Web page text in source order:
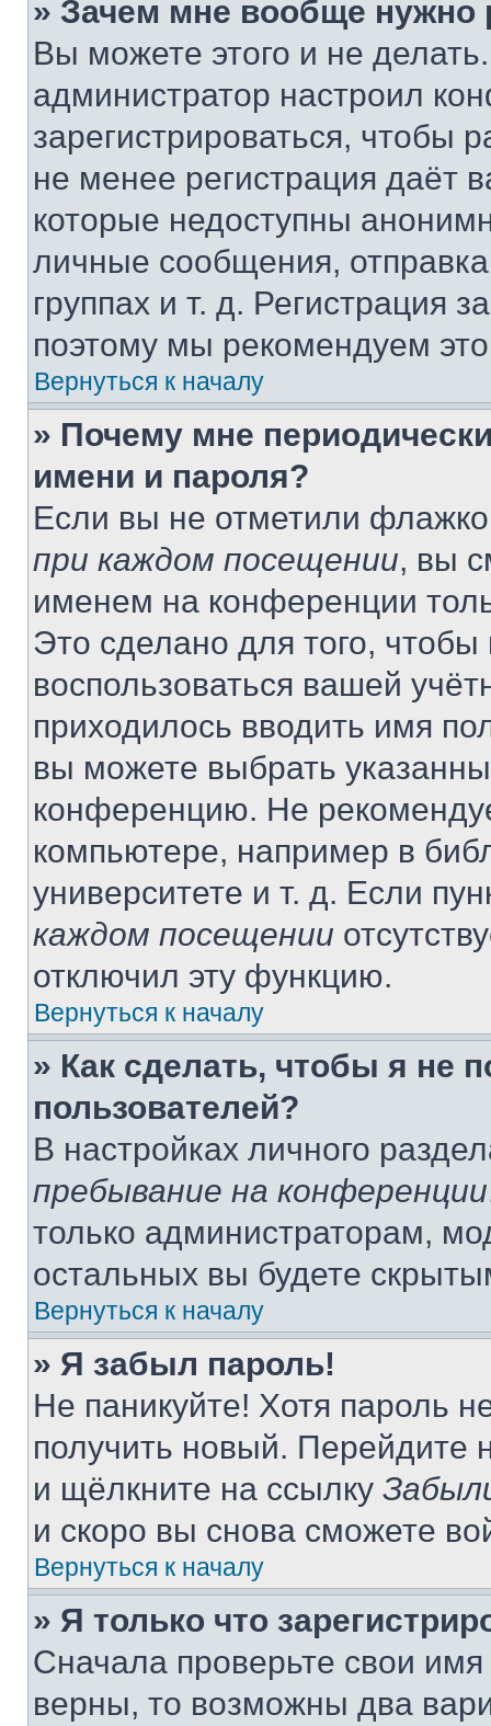
» Зачем мне вообще нужно
Вы можете этого и не
администратор настроил
зарегистрироваться, чтобы
не менее регистрация даёт
которые недоступны
личные сообщения,
группах и т. д. Регистрация
поэтому мы рекомендуем
Вернуться к началу
» Почему мне
имени и пароля?
Если вы не отметили
при каждом посещении, вы
именем на конференции
Это сделано для того, чтобы
воспользоваться вашей
приходилось вводить имя
вы можете выбрать
конференцию. Не
компьютере, например в
университете и т. д. Если
каждом посещении
отключил эту функцию.
Вернуться к началу
» Как сделать, чтобы я не
пользователей?
В настройках личного
пребывание на конференции
только администраторам,
остальных вы будете
Вернуться к началу
» Я забыл пароль!
Не паникуйте! Хотя пароль
получить новый. Перейдите
и щёлкните на ссылку
и скоро вы снова сможете
Вернуться к началу
» Я только что
Сначала проверьте свои
верны, то возможны два